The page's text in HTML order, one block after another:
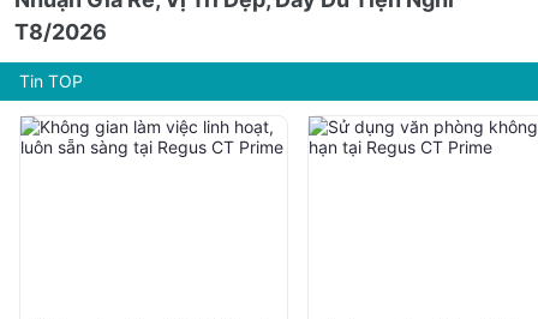
T8/2026
Tin TOP